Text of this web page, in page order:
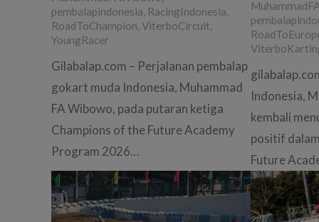
pembalapindonesia, RacingIndonesia,
RoadToChampion,ViterboCircuit,
YoungRacer
Gilabalap.com – Perjalanan pembalap
gokart muda Indonesia, Muhammad
FA Wibowo, pada putaran ketiga
Champions of the Future Academy
Program 2026…
Indonesia,
kembali
positif
Future